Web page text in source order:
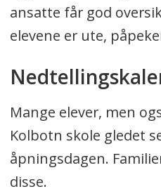
ansatte får god
elevene er ute,
Mange elever, men
Kolbotn skole gledet
åpningsdagen.
disse.